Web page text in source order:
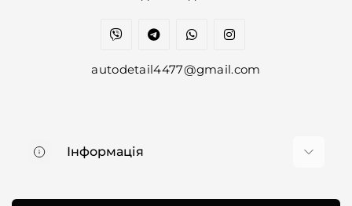
autodetail4477@gmail.com
Інформація